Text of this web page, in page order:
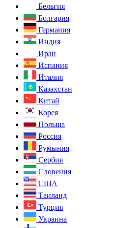
Бельгия
Болгария
Германия
Индия
Иран
Испания
Италия
Казахстан
Китай
Корея
Польша
Россия
Румыния
Сербия
Словения
США
Таиланд
Турция
Украина